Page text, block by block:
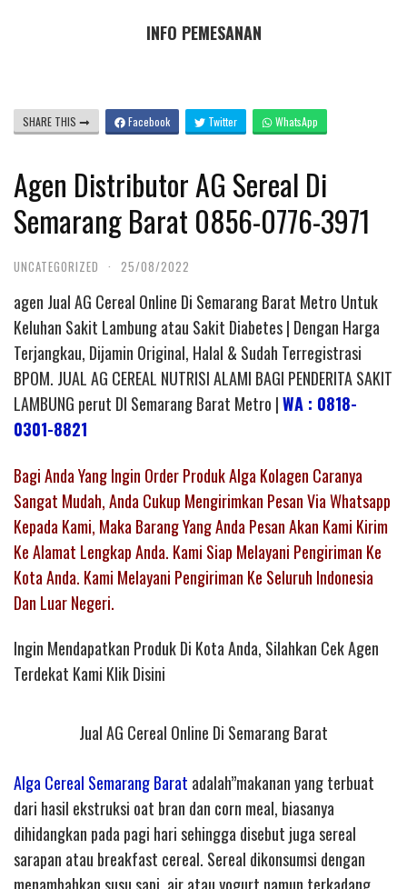
INFO PEMESANAN
SHARE THIS Facebook Twitter WhatsApp
Agen Distributor AG Sereal Di
Semarang Barat 0856-0776-3971
UNCATEGORIZED · 25/08/2022
agen Jual AG Cereal Online Di Semarang Barat Metro Untuk
Keluhan Sakit Lambung atau Sakit Diabetes | Dengan Harga
Terjangkau, Dijamin Original, Halal & Sudah Terregistrasi
BPOM. JUAL AG CEREAL NUTRISI ALAMI BAGI PENDERITA SAKIT
LAMBUNG perut DI Semarang Barat Metro |WA : 0818-
0301-8821
Bagi Anda Yang Ingin Order Produk Alga Kolagen Caranya
Sangat Mudah, Anda Cukup Mengirimkan Pesan Via Whatsapp
Kepada Kami, Maka Barang Yang Anda Pesan Akan Kami Kirim
Ke Alamat Lengkap Anda. Kami Siap Melayani Pengiriman Ke
Kota Anda. Kami Melayani Pengiriman Ke Seluruh Indonesia
Dan Luar Negeri.
Ingin Mendapatkan Produk Di Kota Anda, Silahkan Cek Agen
Terdekat Kami Klik Disini
Jual AG Cereal Online Di Semarang Barat
Alga Cereal Semarang Barat adalah”makanan yang terbuat
dari hasil ekstruksi oat bran dan corn meal, biasanya
dihidangkan pada pagi hari sehingga disebut juga sereal
sarapan atau breakfast cereal. Sereal dikonsumsi dengan